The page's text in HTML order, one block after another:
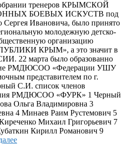
тренеров КРЫМСКОЙ
БОЕВЫХ ИСКУСТВ под
Сергея Ивановича, было принято
молодежную детско-
организацию
КРЫМ», а это значит в
марта было образованно
РМДЮСОО «Федерации УШУ
представителем по г.
С.И. список членов
РМДЮСОО «ФУРК» 1 Черный
Ольга Владимировна 3
4 Минаев Раим Рустемович 5
Михаил Григорьевич 7
Кирилл Романович 9